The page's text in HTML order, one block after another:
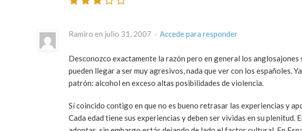
Ramiro en julio 31, 2007 · Accede para responder
Desconozco exactamente la razón pero en general los anglosajones
pueden llegar a ser muy agresivos, nada que ver con los españoles.
patrón: alcohol en exceso altas posibilidades de violencia.
Sí coincido contigo en que no es bueno retrasar las experiencias y
Cada edad tiene sus experiencias y deben ser vividas en su plenitud.